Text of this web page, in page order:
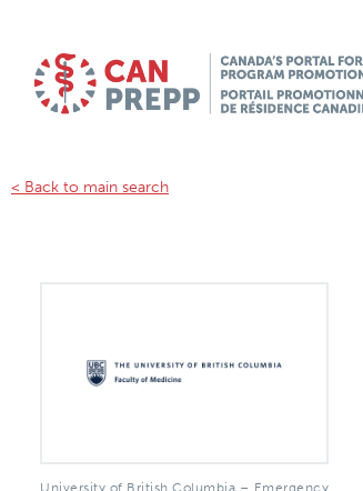
< Back to main search
University of British Columbia – Emergency